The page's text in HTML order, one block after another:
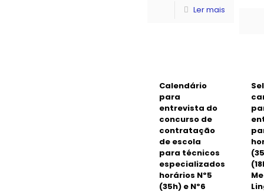
Ler mais
Calendário
para
entrevista do
concurso de
contratação
de escola
para técnicos
especializados
horários Nº5
(35h) e Nº6